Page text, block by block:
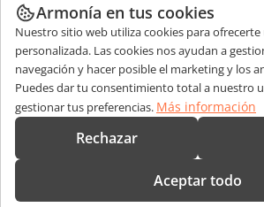
DocSpace
Workspace
Conectores
Aplicaciones de escritorio
Aplicaciones móviles
COLABORAR
Para colaboradores
Para traductores
Para influencers
Vacantes
RECIBIR NOTICIAS
Blog
OBTENER AYUDA
Foro
CONTÁCTENOS
Preguntas de ventas
sales@onlyoffice.com
partners@onlyoffice.com
Armonía en tus cookies
Nuestro sitio web utiliza cookies para
personalizada. Las cookies nos ayudan a
navegación y hacer posible el marketing y los
Puedes dar tu consentimiento total a nuestro
gestionar tus preferencias. Más información
Rechazar
Aceptar todo